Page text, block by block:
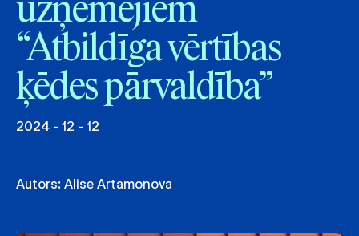
uzņēmējiem
“Atbildīga vērtības
ķēdes pārvaldība”
2024 - 12 - 12
Autors: Alise Artamonova